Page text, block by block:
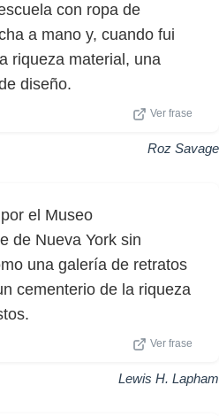
con ropa de
a mano y, cuando fui
riqueza material, una
diseño.
Ver frase
Roz Savage
el Museo
de Nueva York sin
una galería de retratos
cementerio de la riqueza
Ver frase
Lewis H. Lapham